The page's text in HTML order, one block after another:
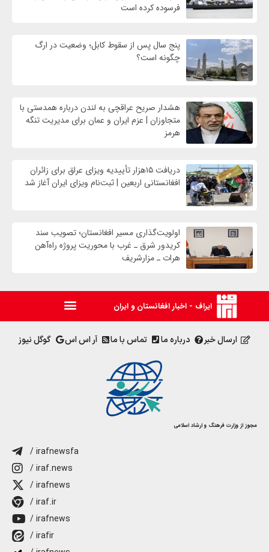
فرسوده کرده است
پنج سال پس از سقوط کابل؛ وضعیت در ارگ
چگونه است؟
هشدار صریح عراقچی به لندن درباره همدستی با
متجاوزان | عزم ایران و عمان برای مدیریت تنگه
هرمز
دریافت ۱۵هزار تأییدیه ویزای عراق برای زائران
افغانستانی اربعین | ثبت‌نام ویزای ایران آغاز شد
اولویت‌گذاری مسیر افغانستان؛ تصویب سند
کریدور شرق ـ غرب با محوریت پروژه راه‌آهن
هرات ـ مزارشریف
ایراف - اخبار افغانستان و ایران
ارسال خبر درباره ما تماس با ما آر اس اس گوگل نیوز
مجوز از وزارت فرهنگ و ارشاد اسلامی
/ irafnewsfa
/ iraf.news
/ irafnews
/ iraf.ir
/ irafnews
/ irafir